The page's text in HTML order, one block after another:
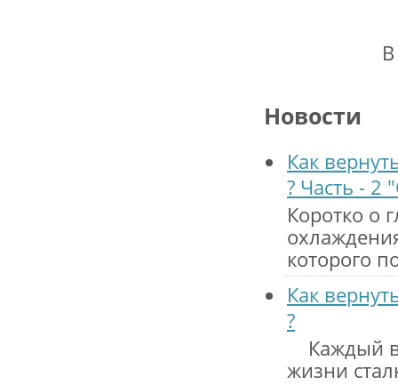
Новости
Как
? Часть - 2
Коротко о
которого
Как
?
Каждый
жизни